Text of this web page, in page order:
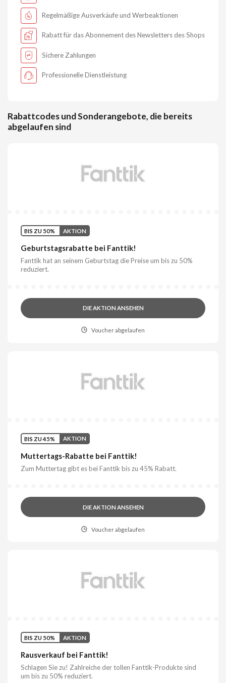
Regelmäßige Ausverkäufe und Werbeaktionen
Rabatt für das Abonnement des Newsletters des Shops
Sichere Zahlungen
Professionelle Dienstleistung
Rabattcodes und Sonderangebote, die bereits
abgelaufen sind
BIS ZU 50% AKTION
Geburtstagsrabatte bei Fanttik!
Fanttik hat an seinem Geburtstag die Preise um bis zu 50%
reduziert.
DIE AKTION ANSEHEN
Voucher abgelaufen
BIS ZU 45% AKTION
Muttertags-Rabatte bei Fanttik!
Zum Muttertag gibt es bei Fanttik bis zu 45% Rabatt.
DIE AKTION ANSEHEN
Voucher abgelaufen
BIS ZU 50% AKTION
Rausverkauf bei Fanttik!
Schlagen Sie zu! Zahlreiche der tollen Fanttik-Produkte sind
um bis zu 50% reduziert.